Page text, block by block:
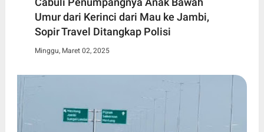
Umur dari Kerinci dari Mau ke Jambi,
Sopir Travel Ditangkap Polisi
Minggu, Maret 02, 2025